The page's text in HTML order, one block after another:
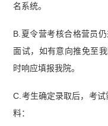
名系统。
B.夏令营考核合格营员
面试，如有意向推免至
时响应填报我院。
C.考生确定录取后，考
料：